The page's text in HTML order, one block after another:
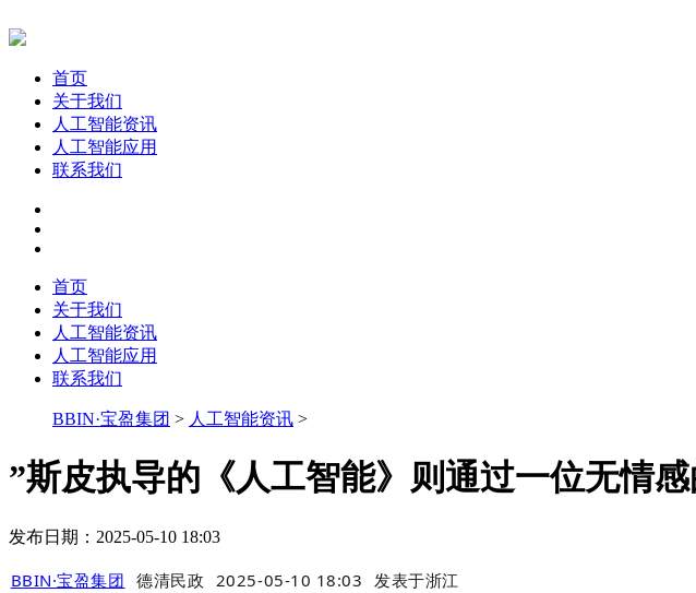
首页
关于我们
人工智能资讯
人工智能应用
联系我们
首页
关于我们
人工智能资讯
人工智能应用
联系我们
BBIN·宝盈集团 > 人工智能资讯 >
”斯皮执导的《人工智能》则通过一位无情
发布日期：2025-05-10 18:03
BBIN·宝盈集团 德清民政 2025-05-10 18:03 发表于浙江